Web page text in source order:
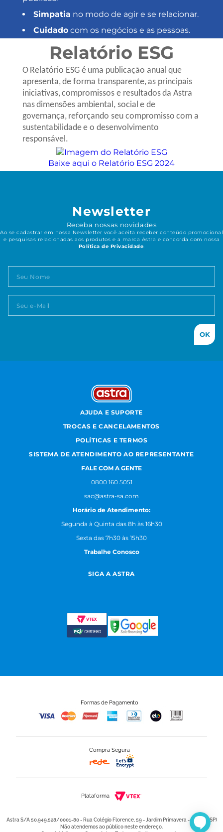
Simpatia no modo de agir e se relacionar.
Cuidadocom os negócios e as pessoas.
Relatório ESG
O Relatório ESG é uma publicação anual que
apresenta, de forma transparente, as principais
iniciativas, compromissos e resultados da Astra
nas dimensões ambiental, social e de
governança, reforçando seu compromisso com a
sustentabilidade e o desenvolvimento
responsável.
Baixe aqui o Relatório ESG 2024
Newsletter
Receba nossas novidades
Ao se cadastrar em nossa Newsletter você aceita receber conteúdo promocional
e pesquisas relacionadas aos produtos e a marca Astra e concorda com nossa
Política de Privacidade.
OK
AJUDA E SUPORTE
TROCAS E CANCELAMENTOS
POLÍTICAS E TERMOS
SISTEMA DE ATENDIMENTO AO REPRESENTANTE
FALE COM A GENTE
0800 160 5051
sac@astra-sa.com
Horário de Atendimento:
Segunda à Quinta das 8h às 16h30
Sexta das 7h30 às 15h30
Trabalhe Conosco
SIGA A ASTRA
Formas de Pagamento
Compra Segura
Plataforma
Astra S/A 50.949.528/0001-80 - Rua Colégio Florence, 59 - Jardim Primavera - Jundiaí (SP)
Não atendemos ao público neste endereço.